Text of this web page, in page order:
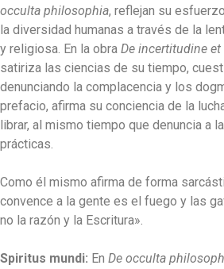
occulta philosophia, reflejan su
la diversidad humanas a través de la
y religiosa. En la obra De incertitudine
satiriza las ciencias de su tiempo,
denunciando la complacencia y los
prefacio, afirma su conciencia de la
librar, al mismo tiempo que denuncia a
prácticas.
Como él mismo afirma de forma
convence a la gente es el fuego y las
no la razón y la Escritura».
Spiritus mundi: En De occulta